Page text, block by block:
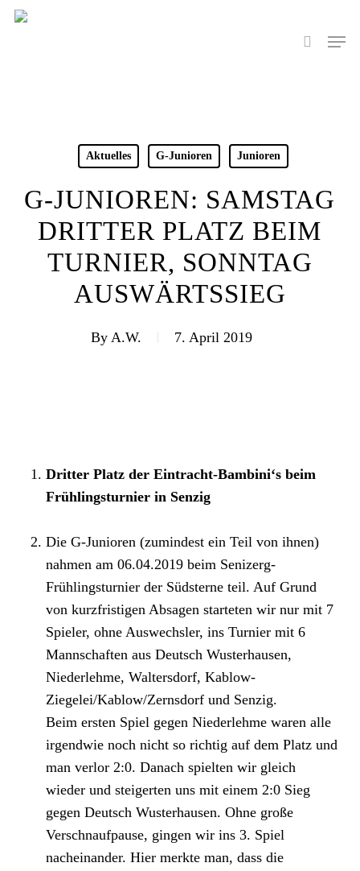
Skip
search
Menu
Aktuelles G-Junioren Junioren
G-JUNIOREN: SAMSTAG
DRITTER PLATZ BEIM
TURNIER, SONNTAG
AUSWÄRTSSIEG
By A.W. 7. April 2019
Dritter Platz der Eintracht-Bambini‘s beim
Frühlingsturnier in Senzig
Die G-Junioren (zumindest ein Teil von ihnen)
nahmen am 06.04.2019 beim Senizerg-
Frühlingsturnier der Südsterne teil. Auf Grund
von kurzfristigen Absagen starteten wir nur mit 7
Spieler, ohne Auswechsler, ins Turnier mit 6
Mannschaften aus Deutsch Wusterhausen,
Niederlehme, Waltersdorf, Kablow-
Ziegelei/Kablow/Zernsdorf und Senzig.
Beim ersten Spiel gegen Niederlehme waren alle
irgendwie noch nicht so richtig auf dem Platz und
man verlor 2:0. Danach spielten wir gleich
wieder und steigerten uns mit einem 2:0 Sieg
gegen Deutsch Wusterhausen. Ohne große
Verschnaufpause, gingen wir ins 3. Spiel
nacheinander. Hier merkte man, dass die